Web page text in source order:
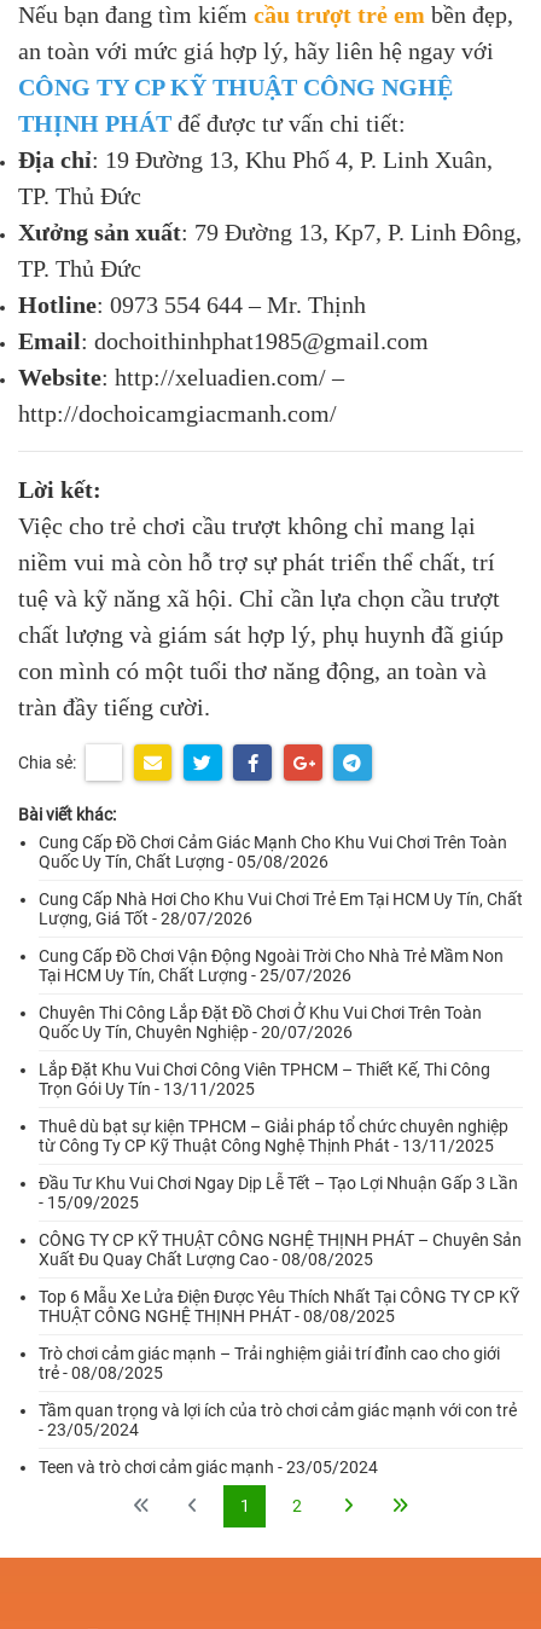
Nếu bạn đang tìm kiếm cầu trượt trẻ em bền đẹp,
an toàn với mức giá hợp lý, hãy liên hệ ngay với
CÔNG TY CP KỸ THUẬT CÔNG NGHỆ
THỊNH PHÁT để được tư vấn chi tiết:
Địa chỉ: 19 Đường 13, Khu Phố 4, P. Linh Xuân,
TP. Thủ Đức
Xưởng sản xuất: 79 Đường 13, Kp7, P. Linh Đông,
TP. Thủ Đức
Hotline: 0973 554 644 – Mr. Thịnh
Email: dochoithinhphat1985@gmail.com
Website: http://xeluadien.com/–
http://dochoicamgiacmanh.com/
Lời kết:
Việc cho trẻ chơi cầu trượt không chỉ mang lại
niềm vui mà còn hỗ trợ sự phát triển thể chất, trí
tuệ và kỹ năng xã hội. Chỉ cần lựa chọn cầu trượt
chất lượng và giám sát hợp lý, phụ huynh đã giúp
con mình có một tuổi thơ năng động, an toàn và
tràn đầy tiếng cười.
Chia sẻ:
Bài viết khác:
Cung Cấp Đồ Chơi Cảm Giác Mạnh Cho Khu Vui Chơi Trên Toàn
Quốc Uy Tín, Chất Lượng - 05/08/2026
Cung Cấp Nhà Hơi Cho Khu Vui Chơi Trẻ Em Tại HCM Uy Tín, Chất
Lượng, Giá Tốt - 28/07/2026
Cung Cấp Đồ Chơi Vận Động Ngoài Trời Cho Nhà Trẻ Mầm Non
Tại HCM Uy Tín, Chất Lượng - 25/07/2026
Chuyên Thi Công Lắp Đặt Đồ Chơi Ở Khu Vui Chơi Trên Toàn
Quốc Uy Tín, Chuyên Nghiệp - 20/07/2026
Lắp Đặt Khu Vui Chơi Công Viên TPHCM – Thiết Kế, Thi Công
Trọn Gói Uy Tín - 13/11/2025
Thuê dù bạt sự kiện TPHCM – Giải pháp tổ chức chuyên nghiệp
từ Công Ty CP Kỹ Thuật Công Nghệ Thịnh Phát - 13/11/2025
Đầu Tư Khu Vui Chơi Ngay Dịp Lễ Tết – Tạo Lợi Nhuận Gấp 3 Lần
- 15/09/2025
CÔNG TY CP KỸ THUẬT CÔNG NGHỆ THỊNH PHÁT – Chuyên Sản
Xuất Đu Quay Chất Lượng Cao - 08/08/2025
Top 6 Mẫu Xe Lửa Điện Được Yêu Thích Nhất Tại CÔNG TY CP KỸ
THUẬT CÔNG NGHỆ THỊNH PHÁT - 08/08/2025
Trò chơi cảm giác mạnh – Trải nghiệm giải trí đỉnh cao cho giới
trẻ - 08/08/2025
Tầm quan trọng và lợi ích của trò chơi cảm giác mạnh với con trẻ
- 23/05/2024
Teen và trò chơi cảm giác mạnh - 23/05/2024
1
2